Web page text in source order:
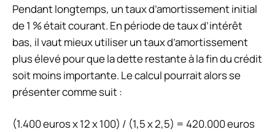
Pendant longtemps, un taux d’amortissement initial
de 1 % était courant. En période de taux d’intérêt
bas, il vaut mieux utiliser un taux d’amortissement
plus élevé pour que la dette restante à la fin du crédit
soit moins importante. Le calcul pourrait alors se
présenter comme suit :
(1.400 euros x 12 x 100) / (1,5 x 2,5) = 420.000 euros